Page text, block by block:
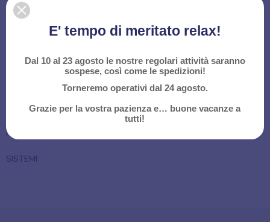
BAGNO
RISCALDAMENTO
CONDIZIONAMENTO
CUCINA E LAVANDERIA
IDRAULICA
FERRAMENTA
SISTEMI
Grazie per la vostra pazienza e… buone vacanze a
tutti!
Torneremo operativi dal 24 agosto.
Dal 10 al 23 agosto le nostre regolari attività saranno
sospese, così come le spedizioni!
E' tempo di meritato relax!